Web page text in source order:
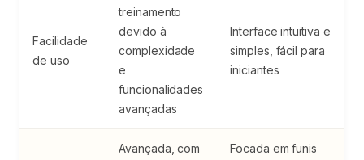
Facilidade
de uso
treinamento
devido à
complexidade
e
funcionalidades
avançadas
Interface intuitiva e
simples, fácil para
iniciantes
Avançada, com
Focada em funis